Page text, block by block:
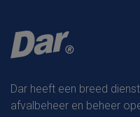
Dar heeft een breed
afvalbeheer en beheer